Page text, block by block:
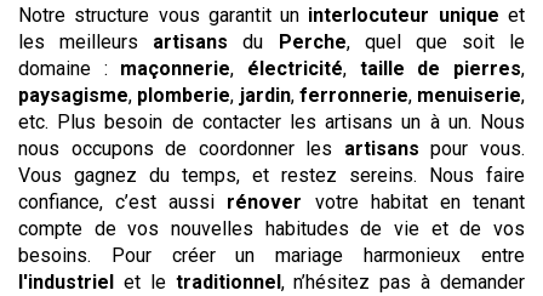
Notre structure vous garantit un interlocuteur unique et
les meilleurs artisans du Perche, quel que soit le
domaine : maçonnerie, électricité, taille de pierres,
paysagisme, plomberie, jardin, ferronnerie, menuiserie,
etc. Plus besoin de contacter les artisans un à un. Nous
nous occupons de coordonner les artisans pour vous.
Vous gagnez du temps, et restez sereins. Nous faire
confiance, c’est aussi rénover votre habitat en tenant
compte de vos nouvelles habitudes de vie et de vos
besoins. Pour créer un mariage harmonieux entre
l'industriel
et le traditionnel , n’hésitez pas à demander